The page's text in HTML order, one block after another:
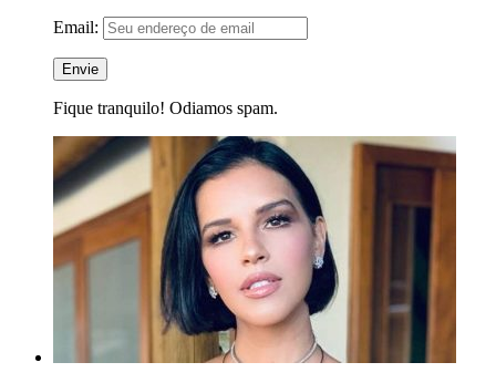
Email:
Fique tranquilo! Odiamos spam.